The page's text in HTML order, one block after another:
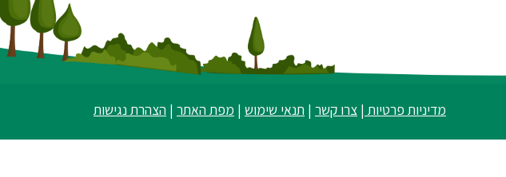
מדיניות פרטיות | צרו קשר | תנאי שימוש | מפת האתר | הצהרת נגישות